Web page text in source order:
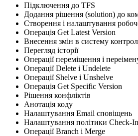
Підключення до TFS
Додання рішення (solution) до
Створення і налаштування
Операція Get Latest Version
Внесення змін в систему
Перегляд історії
Операції переміщення і
Операції Delete i Undelete
Операції Shelve i Unshelve
Операція Get Specific Version
Рішення конфліктів
Анотація коду
Налаштування Email сповіщень
Налаштування політики Check-In
Операції Branch i Merge